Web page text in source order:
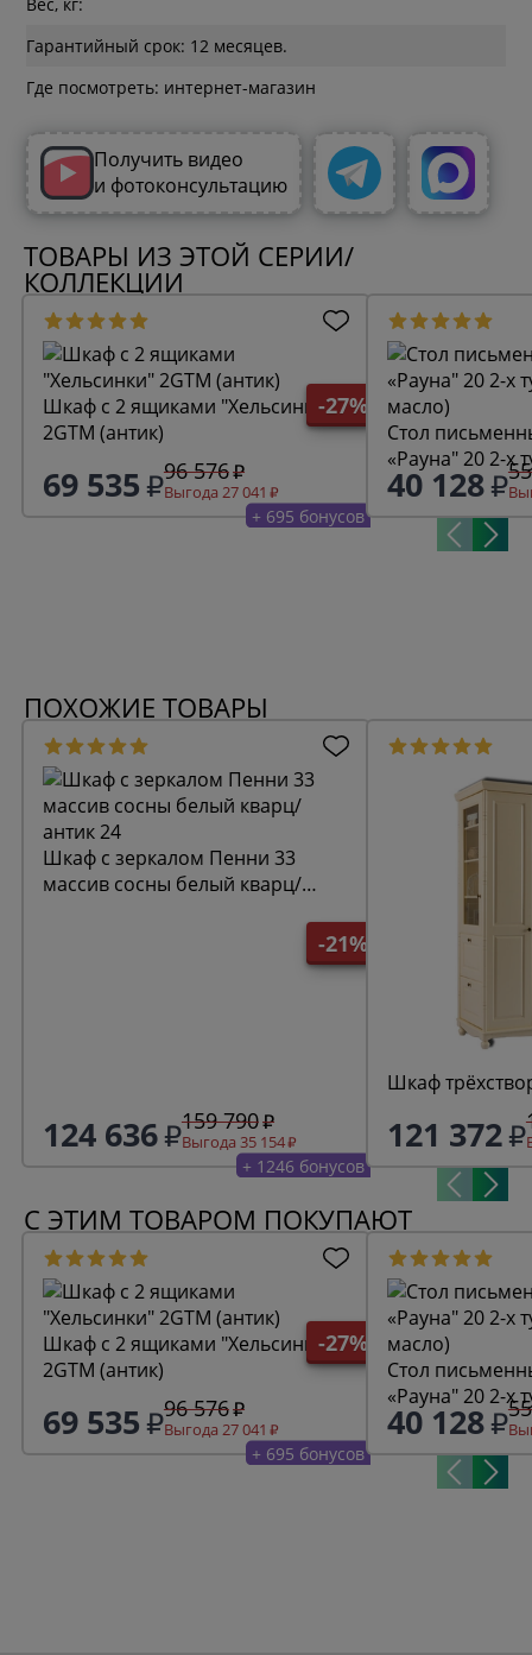
Гарантийный срок: 12 месяцев.
Где посмотреть: интернет-магазин
Получить видео
и фотоконсультацию
ТОВАРЫ ИЗ ЭТОЙ СЕРИИ/
КОЛЛЕКЦИИ
-27%
Шкаф с 2 ящиками "Хельсинки"
2GTM (антик)
69 535 96 576
Выгода 27 041
+ 695 бонусов
Стол
«Рауна" 20 2-х
масло)
40 128
ПОХОЖИЕ ТОВАРЫ
-21%
Шкаф с зеркалом Пенни 33
массив сосны белый кварц/
124 636 159 790
Выгода 35 154
+ 1246 бонусов
Шкаф
121 372
С ЭТИМ ТОВАРОМ ПОКУПАЮТ
-27%
Шкаф с 2 ящиками "Хельсинки"
2GTM (антик)
69 535 96 576
Выгода 27 041
+ 695 бонусов
Стол
«Рауна" 20 2-х
масло)
40 128